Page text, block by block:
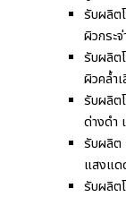
รับผลิต
ผิวกระจ่
รับผลิต
ผิวคล้ำ
รับผลิต
ด่างดำ
รับผลิต
แสงแด
รับผลิต